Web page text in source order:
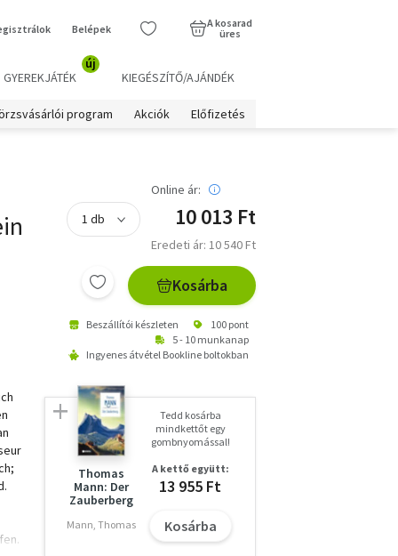
Belépek
A kosarad
üres
GYEREKJÁTÉK
új
KIEGÉSZÍTŐ/AJÁNDÉK
program Akciók Előfizetés
Online ár:
10 013 Ft
Eredeti ár: 10 540 Ft
Kosárba
Beszállítói készleten
100 pont
5 - 10 munkanap
Ingyenes átvétel Bookline boltokban
Thomas
Mann: Der
Zauberberg
Mann, Thomas
Tedd kosárba
mindkettőt egy
gombnyomással!
A kettő együtt:
13 955 Ft
Kosárba